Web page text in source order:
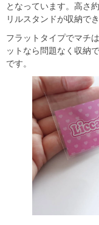
となっています。高さ
リルスタンドが収納で
フラットタイプでマチ
ットなら問題なく収納
です。